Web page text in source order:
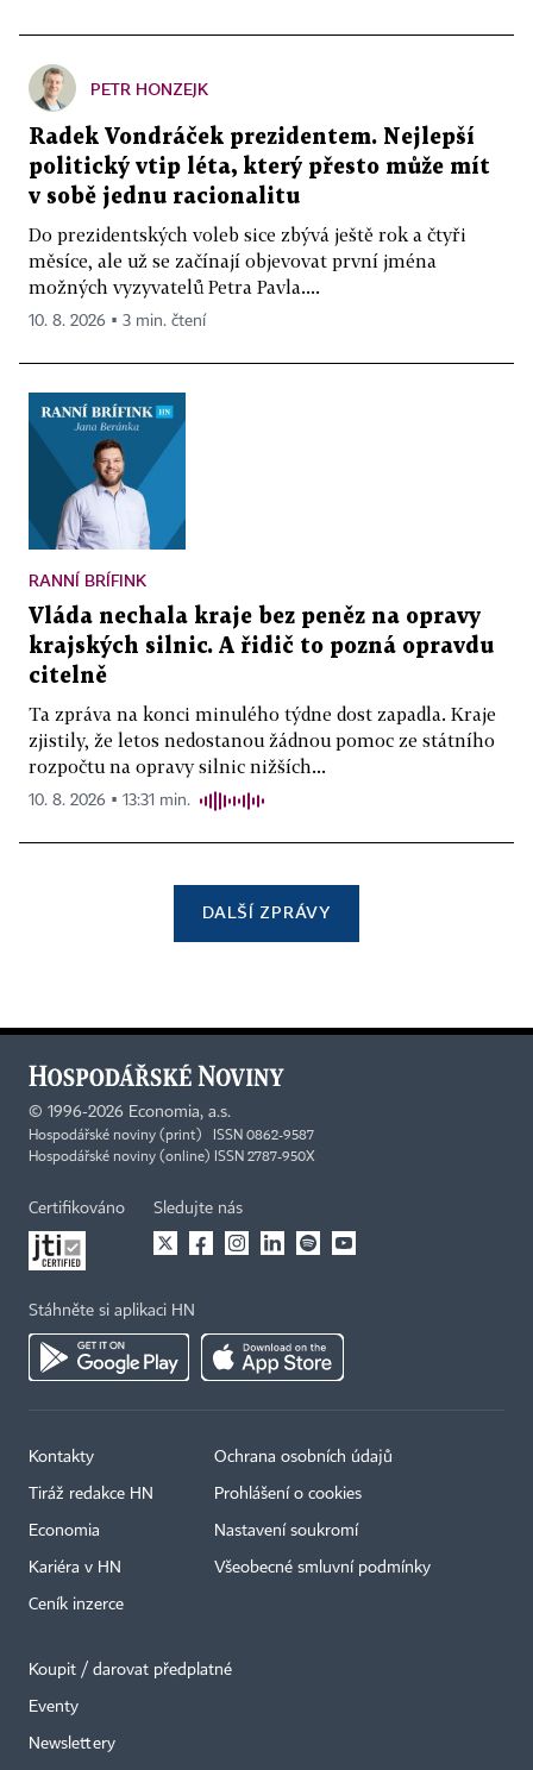
PETR HONZEJK
Radek Vondráček prezidentem. Nejlepší
politický vtip léta, který přesto může mít
v sobě jednu racionalitu
Do prezidentských voleb sice zbývá ještě rok a čtyři
měsíce, ale už se začínají objevovat první jména
možných vyzyvatelů Petra Pavla....
10. 8. 2026 ▪ 3 min. čtení
RANNÍ BRÍFINK
Vláda nechala kraje bez peněz na opravy
krajských silnic. A řidič to pozná opravdu
citelně
Ta zpráva na konci minulého týdne dost zapadla. Kraje
zjistily, že letos nedostanou žádnou pomoc ze státního
rozpočtu na opravy silnic nižších...
10. 8. 2026 ▪ 13:31 min.
DALŠÍ ZPRÁVY
© 1996-2026 Economia, a.s.
Hospodářské noviny (print) ISSN 0862-9587
Hospodářské noviny (online) ISSN 2787-950X
Certifikováno Sledujte nás
Stáhněte si aplikaci HN
Kontakty
Tiráž redakce HN
Economia
Kariéra v HN
Ceník inzerce
Ochrana osobních údajů
Prohlášení o cookies
Nastavení soukromí
Všeobecné smluvní podmínky
Koupit / darovat předplatné
Eventy
Newslettery